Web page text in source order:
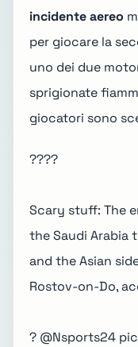
incidente aereo
per giocare la
uno dei due
sprigionate
giocatori sono
????
Scary stuff: The
the Saudi Arabia
and the Asian
Rostov-on-Do,
? @Nsports24